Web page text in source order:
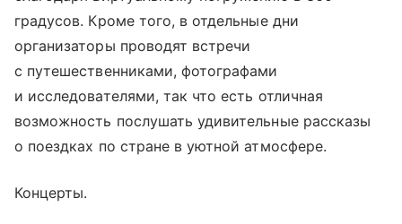
градусов. Кроме того, в отдельные дни
организаторы проводят встречи
с путешественниками, фотографами
и исследователями, так что есть отличная
возможность послушать удивительные рассказы
о поездках по стране в уютной атмосфере.
Концерты.